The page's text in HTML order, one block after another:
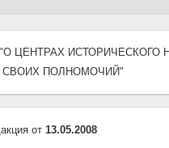
"О ЦЕНТРАХ
СВОИХ ПОЛНОМОЧИЙ"
от 13.05.2008